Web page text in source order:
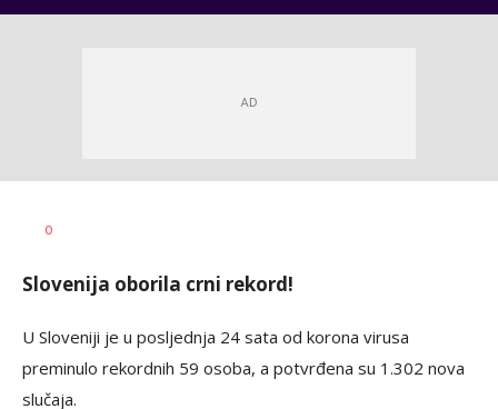
AUTOR
0
Slovenija oborila crni rekord!
U Sloveniji je u posljednja 24 sata od korona virusa
preminulo rekordnih 59 osoba, a potvrđena su 1.302 nova
slučaja.